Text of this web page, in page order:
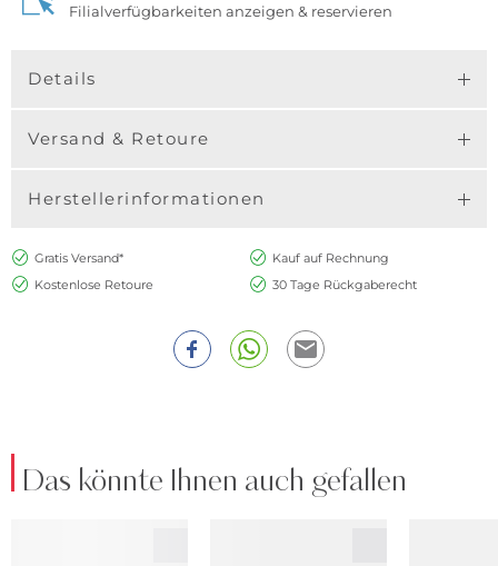
Filialverfügbarkeiten anzeigen & reservieren
Details
Versand & Retoure
Herstellerinformationen
Gratis Versand*
Kauf auf Rechnung
Kostenlose Retoure
30 Tage Rückgaberecht
Das könnte Ihnen auch gefallen